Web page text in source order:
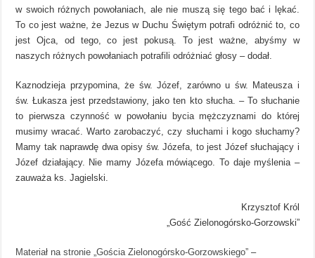
w swoich różnych powołaniach, ale nie muszą się tego bać i lękać.
To co jest ważne, że Jezus w Duchu Świętym potrafi odróżnić to, co
jest Ojca, od tego, co jest pokusą. To jest ważne, abyśmy w
naszych różnych powołaniach potrafili odróżniać głosy – dodał.
Kaznodzieja przypomina, że św. Józef, zarówno u św. Mateusza i
św. Łukasza jest przedstawiony, jako ten kto słucha. – To słuchanie
to pierwsza czynność w powołaniu bycia mężczyznami do której
musimy wracać. Warto zarobaczyć, czy słuchami i kogo słuchamy?
Mamy tak naprawdę dwa opisy św. Józefa, to jest Józef słuchający i
Józef działający. Nie mamy Józefa mówiącego. To daje myślenia –
zauważa ks. Jagielski.
Krzysztof Król
„Gość Zielonogórsko-Gorzowski”
Materiał na stronie „Gościa Zielonogórsko-Gorzowskiego” –